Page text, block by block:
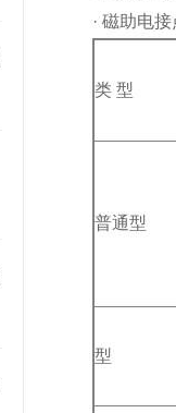
· 磁助电
类 型
普通型
型